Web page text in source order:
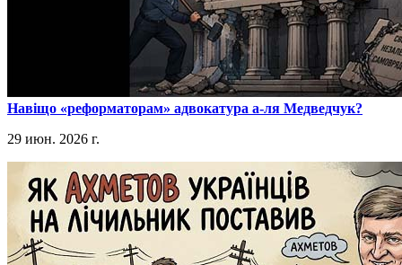
​Навіщо «реформаторам» адвокатура а-ля Медведчук?
29 июн. 2026 г.